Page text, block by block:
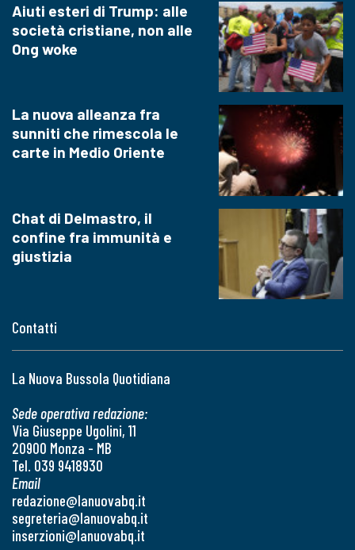
Contatti
La Nuova Bussola Quotidiana
Sede operativa redazione:
Via Giuseppe Ugolini, 11
20900 Monza - MB
Tel. 039 9418930
Email
redazione@lanuovabq.it
segreteria@lanuovabq.it
inserzioni@lanuovabq.it
Aiuti esteri di Trump: alle
società cristiane, non alle
Ong woke
La nuova alleanza fra
sunniti che rimescola le
carte in Medio Oriente
Chat di Delmastro, il
confine fra immunità e
giustizia